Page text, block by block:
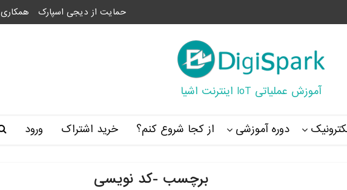
حمایت از دیجی اسپارک همکاری
آموزش عملیاتی IoT اینترنت اشیا
دوره آموزشی از کجا شروع کنم؟ خرید اشتراک ورود
برچسب -کد نویسی